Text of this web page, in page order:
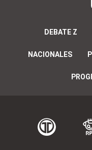
DEBATE Z
NACIONALES